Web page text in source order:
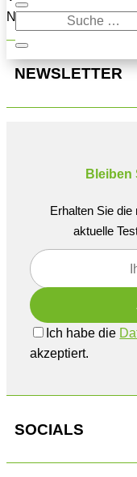
Navigation oben, um
NEWSLETTER
Bleiben
Erhalten Sie
aktuelle
Ich habe die
akzeptiert.
SOCIALS